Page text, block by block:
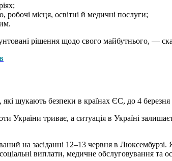
місця, освітні й медичні послуги;
рішення щодо свого майбутнього, —
шукають безпеки в країнах ЄС, до 4 березня
України триває, а ситуація в Україні
на засіданні 12–13 червня в Люксембурзі.
виплати, медичне обслуговування та